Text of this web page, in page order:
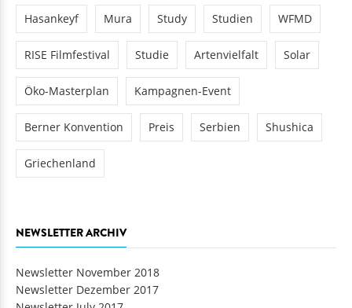
Hasankeyf Mura Study Studien WFMD
RISE Filmfestival Studie Artenvielfalt Solar
Öko-Masterplan Kampagnen-Event
Berner Konvention Preis Serbien Shushica
Griechenland
NEWSLETTER ARCHIV
Newsletter November 2018
Newsletter Dezember 2017